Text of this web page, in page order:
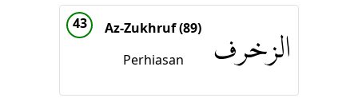
43
Az-Zukhruf (89)
Perhiasan
الزخرف